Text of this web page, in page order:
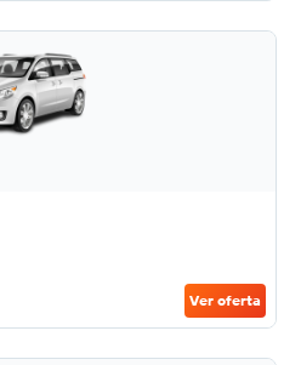
Ver oferta